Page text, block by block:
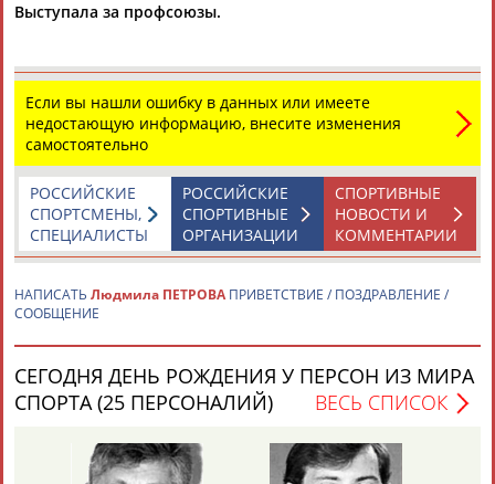
Каримжан
АБДРАХМАНОВ
Аделя
АБДРАХМАНОВААБДУВАЛИЕВ
АБДУЛАЕВ
АБДУЛАЕВ
АБДУЛАЕВ
АБДУЛАЗИЗОВАБДУЛБЕКОВ
Камалудин
Абдула
Магомед
Назир
Выступала за профсоюзы.
Если вы нашли ошибку в данных или имеете
недостающую информацию, внесите изменения
самостоятельно
СПОРТИВНЫЕ
НОВОСТИ И
КОММЕНТАРИИ
РОССИЙСКИЕ
СПОРТИВНЫЕ
ОРГАНИЗАЦИИ
РОССИЙСКИЕ
СПОРТСМЕНЫ,
СПЕЦИАЛИСТЫ
НАПИСАТЬ Людмила ПЕТРОВА ПРИВЕТСТВИЕ / ПОЗДРАВЛЕНИЕ /
СООБЩЕНИЕ
СЕГОДНЯ ДЕНЬ РОЖДЕНИЯ У ПЕРСОН ИЗ МИРА
СПОРТА (25 ПЕРСОНАЛИЙ)
ВЕСЬ СПИСОК